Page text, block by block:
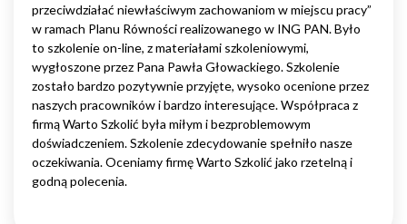
przeciwdziałać niewłaściwym zachowaniom w miejscu pracy”
w ramach Planu Równości realizowanego w ING PAN. Było
to szkolenie on-line, z materiałami szkoleniowymi,
wygłoszone przez Pana Pawła Głowackiego. Szkolenie
zostało bardzo pozytywnie przyjęte, wysoko ocenione przez
naszych pracowników i bardzo interesujące. Współpraca z
firmą Warto Szkolić była miłym i bezproblemowym
doświadczeniem. Szkolenie zdecydowanie spełniło nasze
oczekiwania. Oceniamy firmę Warto Szkolić jako rzetelną i
godną polecenia.